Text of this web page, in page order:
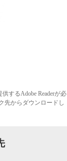
するAdobe Readerが必
先からダウンロードし